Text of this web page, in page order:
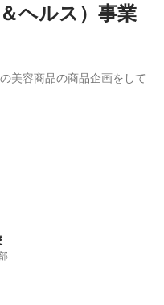
ヘルス）事業
美容商品の商品企画をして